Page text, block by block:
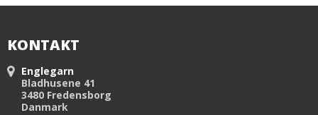
KONTAKT
Englegarn
Bladhusene 41
3480 Fredensborg
Danmark